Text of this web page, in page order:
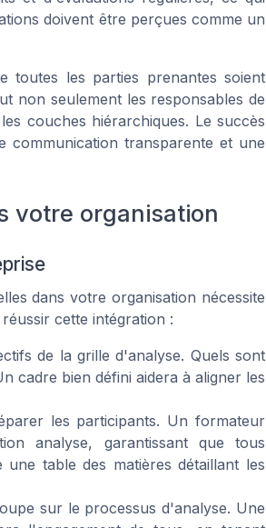
doivent être perçues comme un
toutes les parties prenantes soient
non seulement les responsables de
couches hiérarchiques. Le succès
communication transparente et une
votre organisation
dans votre organisation nécessite
cette intégration :
de la grille d'analyse. Quels sont
cadre bien défini aidera à aligner les
les participants. Un formateur
analyse, garantissant que tous
table des matières détaillant les
sur le processus d'analyse. Une